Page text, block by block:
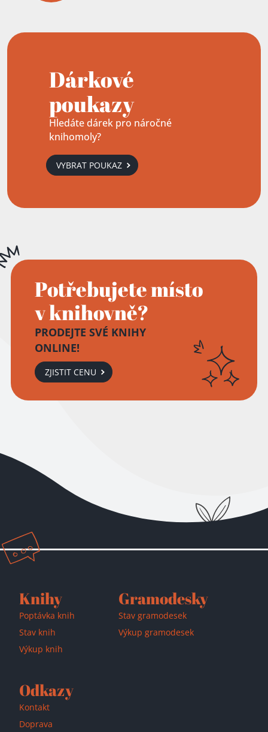
Dárkové
poukazy
Hledáte dárek pro náročné
knihomoly?
VYBRAT POUKAZ
Potřebujete místo
v knihovně?
PRODEJTE SVÉ KNIHY
ONLINE!
ZJISTIT CENU
Knihy
Poptávka knih
Stav knih
Výkup knih
Gramodesky
Stav gramodesek
Výkup gramodesek
Odkazy
Kontakt
Doprava